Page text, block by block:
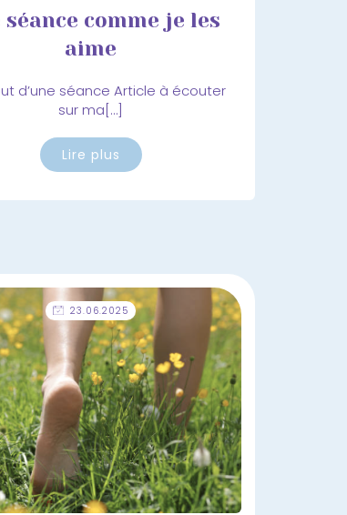
séance comme je les
aime
d’une séance Article à écouter
sur ma[…]
Lire plus
23.06.2025